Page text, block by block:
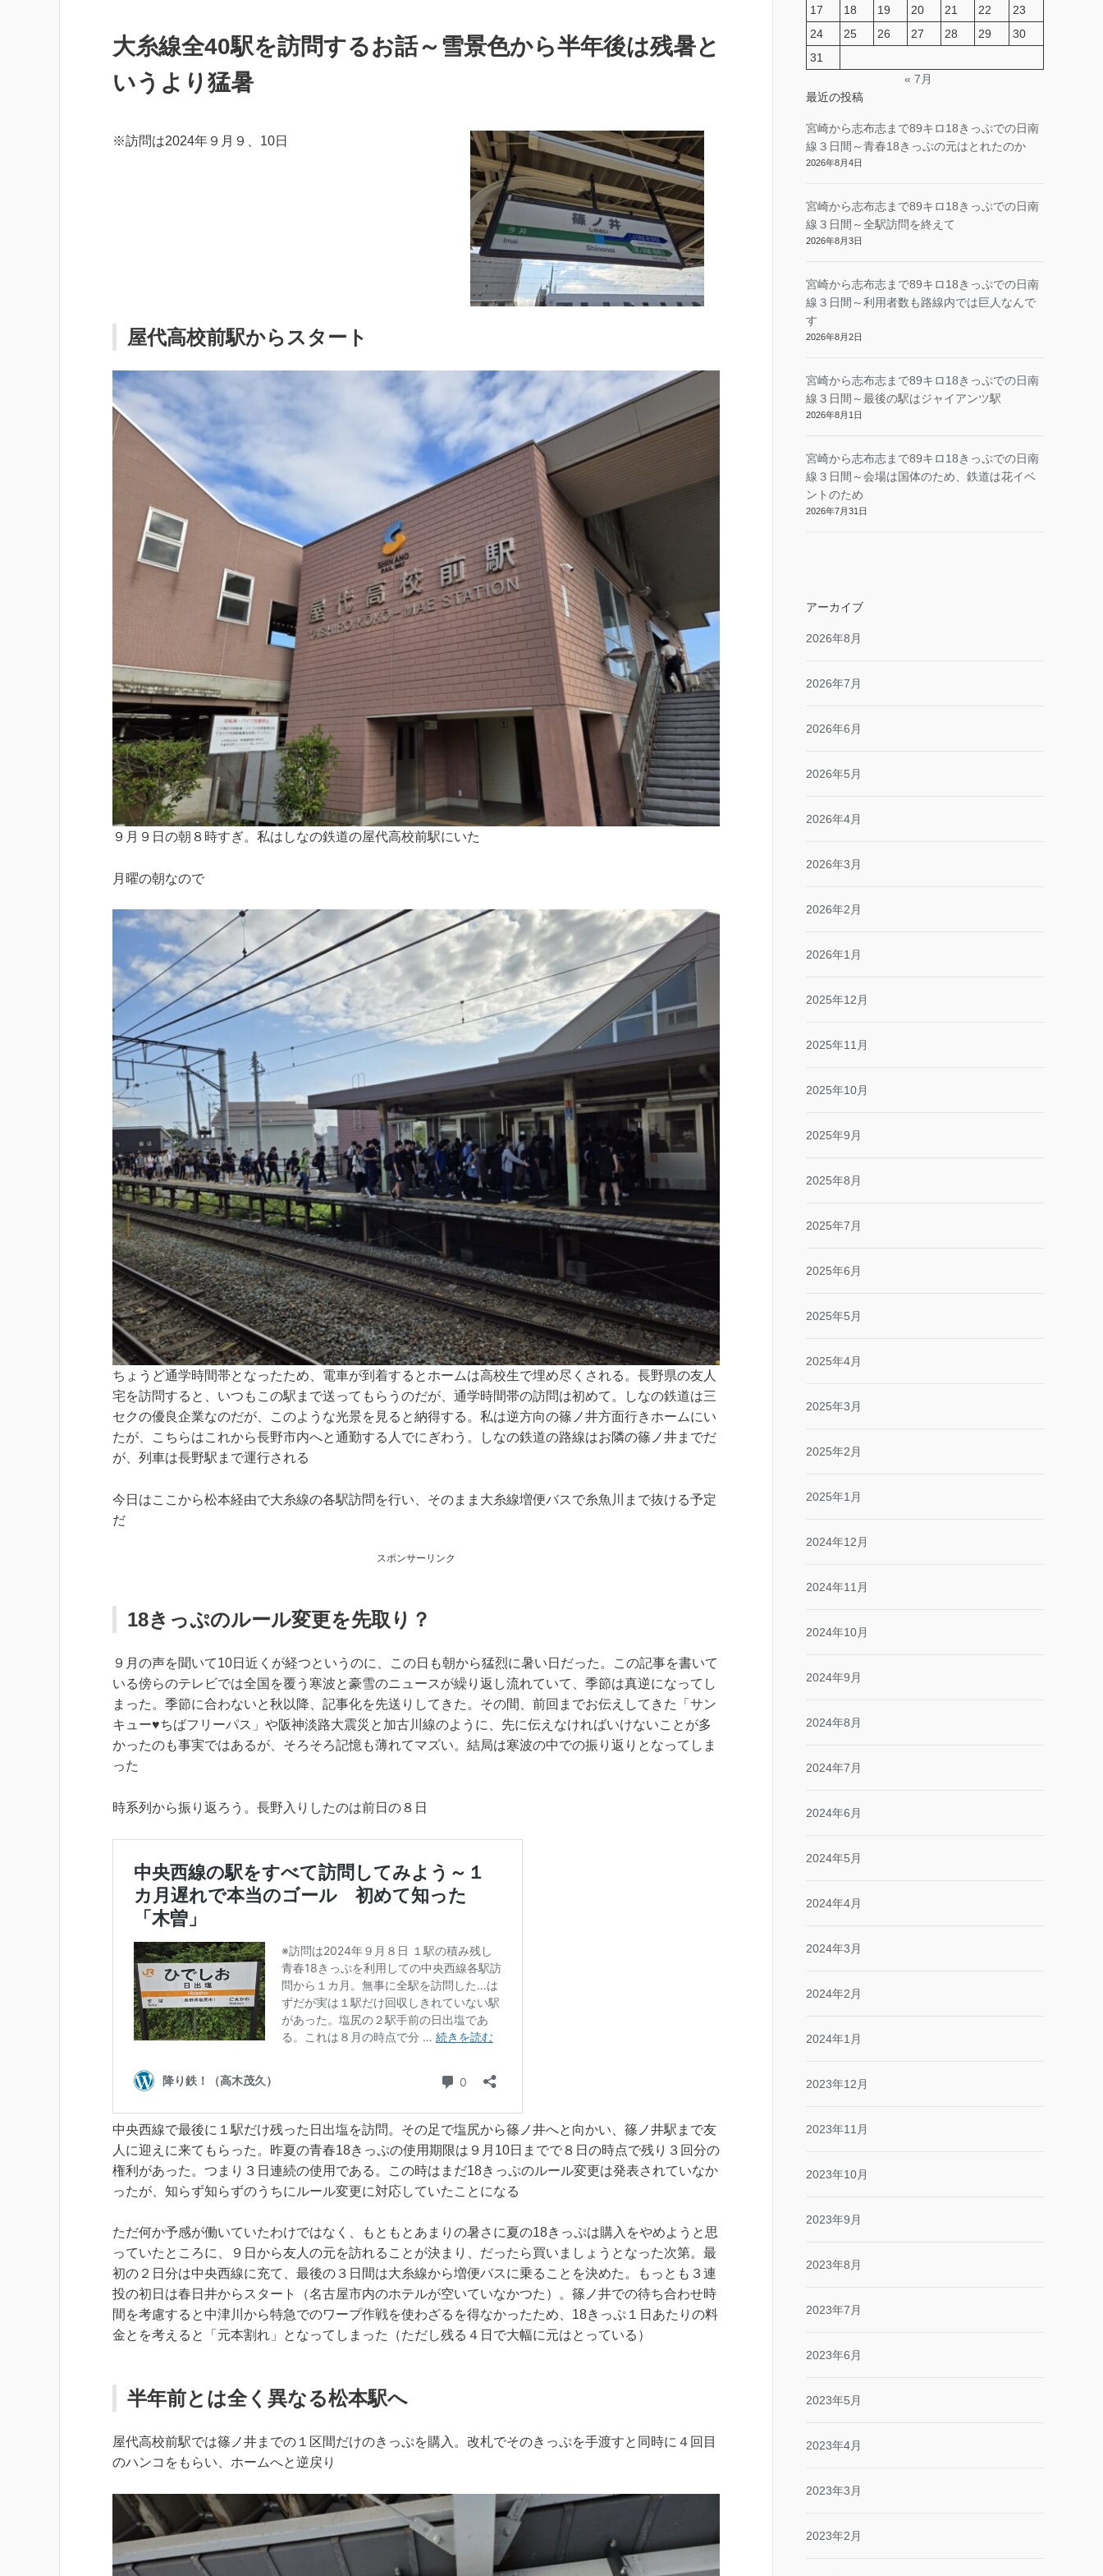
大糸線全40駅を訪問するお話～雪景色から半年後は残暑と
いうより猛暑
※訪問は2024年９月９、10日
屋代高校前駅からスタート
９月９日の朝８時すぎ。私はしなの鉄道の屋代高校前駅にいた
月曜の朝なので
ちょうど通学時間帯となったため、電車が到着するとホームは高校生で埋め尽くされる。長野県の友人
宅を訪問すると、いつもこの駅まで送ってもらうのだが、通学時間帯の訪問は初めて。しなの鉄道は三
セクの優良企業なのだが、このような光景を見ると納得する。私は逆方向の篠ノ井方面行きホームにい
たが、こちらはこれから長野市内へと通勤する人でにぎわう。しなの鉄道の路線はお隣の篠ノ井までだ
が、列車は長野駅まで運行される
今日はここから松本経由で大糸線の各駅訪問を行い、そのまま大糸線増便バスで糸魚川まで抜ける予定
だ
スポンサーリンク
18きっぷのルール変更を先取り？
９月の声を聞いて10日近くが経つというのに、この日も朝から猛烈に暑い日だった。この記事を書いて
いる傍らのテレビでは全国を覆う寒波と豪雪のニュースが繰り返し流れていて、季節は真逆になってし
まった。季節に合わないと秋以降、記事化を先送りしてきた。その間、前回までお伝えしてきた「サン
キュー♥ちばフリーパス」や阪神淡路大震災と加古川線のように、先に伝えなければいけないことが多
かったのも事実ではあるが、そろそろ記憶も薄れてマズい。結局は寒波の中での振り返りとなってしま
った
時系列から振り返ろう。長野入りしたのは前日の８日
中央西線で最後に１駅だけ残った日出塩を訪問。その足で塩尻から篠ノ井へと向かい、篠ノ井駅まで友
人に迎えに来てもらった。昨夏の青春18きっぷの使用期限は９月10日までで８日の時点で残り３回分の
権利があった。つまり３日連続の使用である。この時はまだ18きっぷのルール変更は発表されていなか
ったが、知らず知らずのうちにルール変更に対応していたことになる
ただ何か予感が働いていたわけではなく、もともとあまりの暑さに夏の18きっぷは購入をやめようと思
っていたところに、９日から友人の元を訪れることが決まり、だったら買いましょうとなった次第。最
初の２日分は中央西線に充て、最後の３日間は大糸線から増便バスに乗ることを決めた。もっとも３連
投の初日は春日井からスタート（名古屋市内のホテルが空いていなかつた）。篠ノ井での待ち合わせ時
間を考慮すると中津川から特急でのワープ作戦を使わざるを得なかったため、18きっぷ１日あたりの料
金とを考えると「元本割れ」となってしまった（ただし残る４日で大幅に元はとっている）
半年前とは全く異なる松本駅へ
屋代高校前駅では篠ノ井までの１区間だけのきっぷを購入。改札でそのきっぷを手渡すと同時に４回目
のハンコをもらい、ホームへと逆戻り
17 18 19 20 21 22
23
24
25 26 27 28 29
30
31
« 7月
最近の投稿
宮崎から志布志まで89キロ18きっぷでの日南
線３日間～青春18きっぷの元はとれたのか
2026年8月4日
宮崎から志布志まで89キロ18きっぷでの日南
線３日間～全駅訪問を終えて
2026年8月3日
宮崎から志布志まで89キロ18きっぷでの日南
線３日間～利用者数も路線内では巨人なんで
す
2026年8月2日
宮崎から志布志まで89キロ18きっぷでの日南
線３日間～最後の駅はジャイアンツ駅
2026年8月1日
宮崎から志布志まで89キロ18きっぷでの日南
線３日間～会場は国体のため、鉄道は花イベ
ントのため
2026年7月31日
アーカイブ
2026年8月
2026年7月
2026年6月
2026年5月
2026年4月
2026年3月
2026年2月
2026年1月
2025年12月
2025年11月
2025年10月
2025年9月
2025年8月
2025年7月
2025年6月
2025年5月
2025年4月
2025年3月
2025年2月
2025年1月
2024年12月
2024年11月
2024年10月
2024年9月
2024年8月
2024年7月
2024年6月
2024年5月
2024年4月
2024年3月
2024年2月
2024年1月
2023年12月
2023年11月
2023年10月
2023年9月
2023年8月
2023年7月
2023年6月
2023年5月
2023年4月
2023年3月
2023年2月